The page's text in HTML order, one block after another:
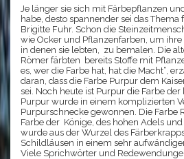
Je länger sie sich mit Färbepflanzen
habe, desto spannender sei das
Brigitte Fuhr. Schon die
wie Ocker und Pflanzenfarben, um ihre
in denen sie lebten, zu bemalen. Die
Römer färbten bereits Stoffe mit
es, wer die Farbe hat, hat die Macht“,
daran, dass die Farbe Purpur dem
sei. Noch heute ist Purpur die Farbe
Purpur wurde in einem komplizierten
Purpurschnecke gewonnen. Die Farbe
Farbe der Könige, des hohen Adels
wurde aus der Wurzel des
Schildläusen in einem sehr
Viele Sprichwörter und